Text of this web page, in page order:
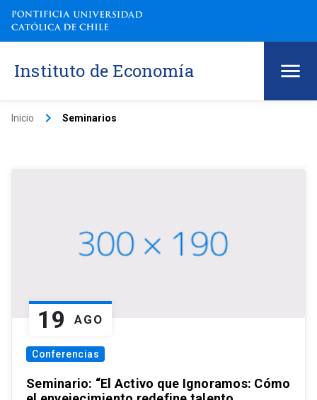
Instituto de Economía
Inicio keyboard_arrow_right Seminarios
19 AGO
Conferencias
Seminario: “El Activo que Ignoramos: Cómo